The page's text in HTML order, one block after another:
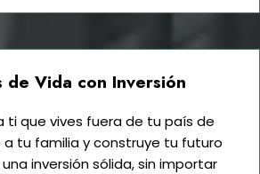
de Vida con Inversión
ti que vives fuera de tu país de
a tu familia y construye tu futuro
inversión sólida, sin importar